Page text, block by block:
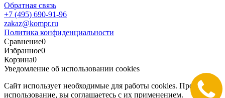
Обратная связь
+7 (495) 690-91-96
zakaz@kompr.ru
Политика конфиденциальности
Сравнение0
Избранное0
Корзина0
Уведомление об использовании cookies
Сайт использует необходимые для работы cookies. Продолжая
использование, вы соглашаетесь с их применением.